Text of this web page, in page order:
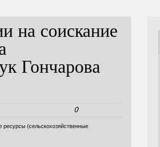
на соискание
Гончарова
0
ресурсы (сельскохозяйственные